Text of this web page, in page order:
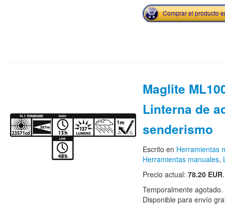
Comprar el producto
Maglite
Linterna de
senderismo
Escrito en Herramientas
Herramientas manuales,
Precio actual: 78.20 EUR.
Temporalmente
Disponible para envío